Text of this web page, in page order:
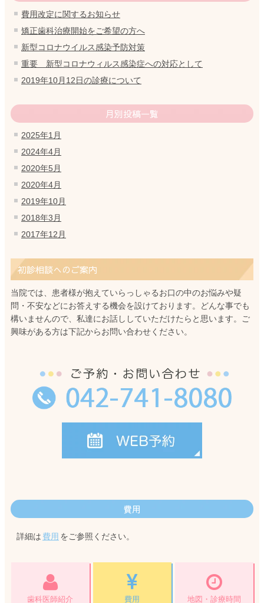
費用改定に関するお知らせ
矯正歯科治療開始をご希望の方へ
新型コロナウイルス感染予防対策
重要 新型コロナウィルス感染症への対応として
2019年10月12日の診療について
月別投稿一覧
2025年1月
2024年4月
2020年5月
2020年4月
2019年10月
2018年3月
2017年12月
初診相談へのご案内
当院では、患者様が抱えていらっしゃるお口の中のお悩みや疑
問・不安などにお答えする機会を設けております。どんな事でも
構いませんので、私達にお話ししていただけたらと思います。ご
興味がある方は下記からお問い合わせください。
費用
詳細は 費用 をご参照ください。
歯科医師紹介 費用 地図・診療時間